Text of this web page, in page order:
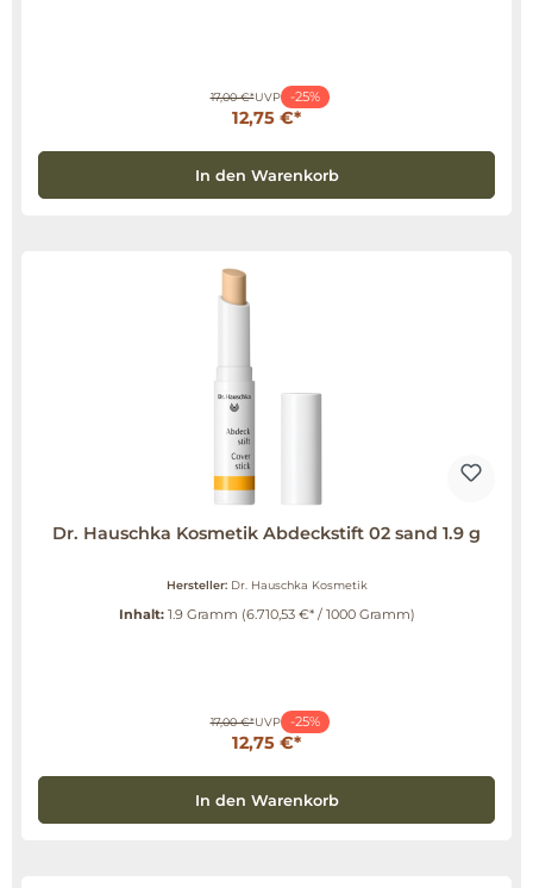
17,00 €*UVP -25%
12,75 €*
In den Warenkorb
Dr. Hauschka Kosmetik Abdeckstift 02 sand 1.9 g
Hersteller: Dr. Hauschka Kosmetik
Inhalt: 1.9 Gramm (6.710,53 €* / 1000 Gramm)
17,00 €*UVP -25%
12,75 €*
In den Warenkorb